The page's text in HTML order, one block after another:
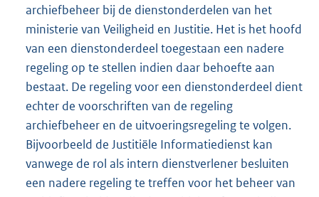
archiefbeheer bij de dienstonderdelen van het
ministerie van Veiligheid en Justitie. Het is het hoofd
van een dienstonderdeel toegestaan een nadere
regeling op te stellen indien daar behoefte aan
bestaat. De regeling voor een dienstonderdeel dient
echter de voorschriften van de regeling
archiefbeheer en de uitvoeringsregeling te volgen.
Bijvoorbeeld de Justitiële Informatiedienst kan
vanwege de rol als intern dienstverlener besluiten
een nadere regeling te treffen voor het beheer van